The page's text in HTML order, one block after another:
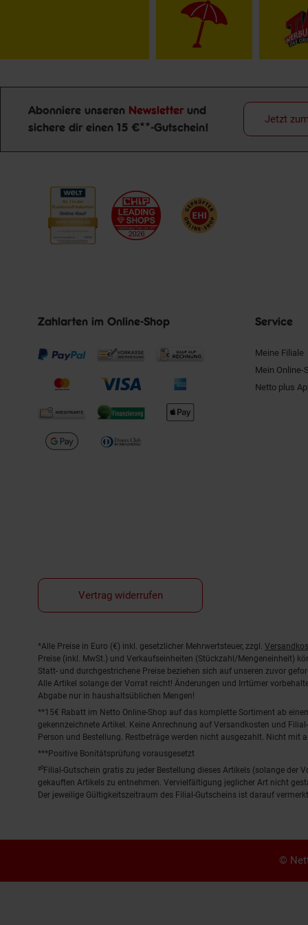
Newsletter Anmeldung
Abonniere unseren Newsletter und
sichere dir einen 15 €**-Gutschein!
Jetzt
Zahlarten im Online-Shop Service
Meine Filiale
Mein Online-
Netto plus
Vertrag widerrufen
Fußnoten
*Alle Preise in Euro (€) inkl. gesetzlicher Mehrwertsteuer, zzgl.
Preise (inkl. MwSt.) und Verkaufseinheiten (Stückzahl/Mengeneinheit)
Statt- und durchgestrichene Preise beziehen sich auf unseren zuvor
Alle Artikel solange der Vorrat reicht! Änderungen und Irrtümer
Abgabe nur in haushaltsüblichen Mengen!
**15€ Rabatt im Netto Online-Shop auf das komplette Sortiment ab
gekennzeichnete Artikel. Keine Anrechnung auf Versandkosten und
Person und Bestellung. Restbeträge werden nicht ausgezahlt. Nicht mit
***Positive Bonitätsprüfung vorausgesetzt
²⁰Filial-Gutschein gratis zu jeder Bestellung dieses Artikels (solange
gekauften Artikels zu entnehmen. Vervielfältigung jeglicher Art nicht
Der jeweilige Gültigkeitszeitraum des Filial-Gutscheins ist darauf
©